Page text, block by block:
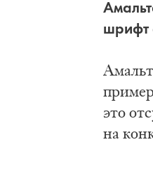
шрифт
это
на